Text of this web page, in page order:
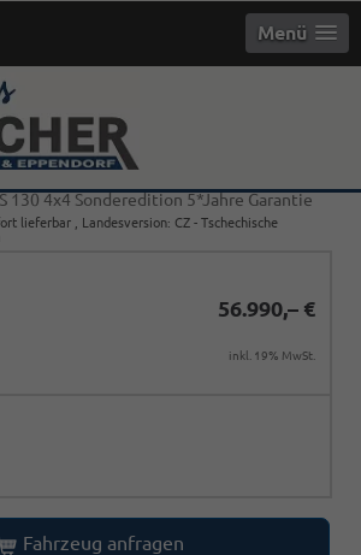
Menü
130 4x4 Sonderedition 5*Jahre Garantie
lieferbar , Landesversion: CZ - Tschechische
56.990,– €
inkl. 19% MwSt.
Fahrzeug anfragen